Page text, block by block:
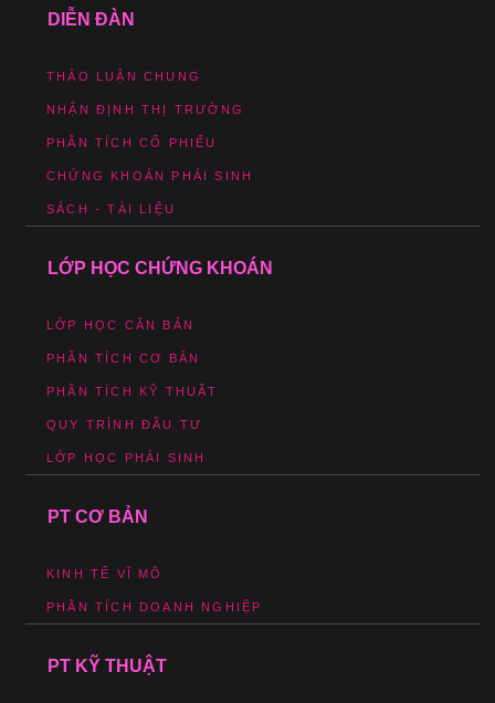
DIỄN ĐÀN
THẢO LUẬN CHUNG
NHẬN ĐỊNH THỊ TRƯỜNG
PHÂN TÍCH CỔ PHIẾU
CHỨNG KHOÁN PHÁI SINH
SÁCH - TÀI LIỆU
LỚP HỌC CHỨNG KHOÁN
LỚP HỌC CĂN BẢN
PHÂN TÍCH CƠ BẢN
PHÂN TÍCH KỸ THUẬT
QUY TRÌNH ĐẦU TƯ
LỚP HỌC PHÁI SINH
PT CƠ BẢN
KINH TẾ VĨ MÔ
PHÂN TÍCH DOANH NGHIỆP
PT KỸ THUẬT